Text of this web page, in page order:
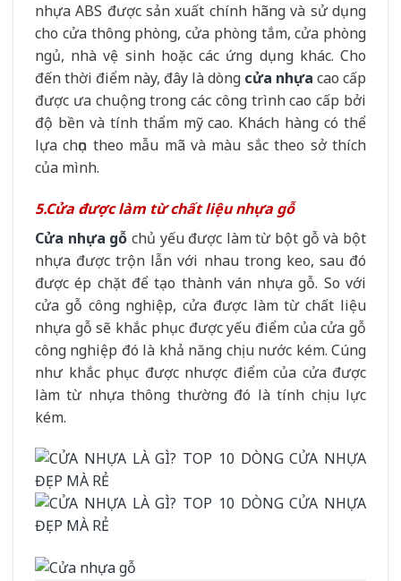
nhựa ABS được sản xuất chính hãng và sử dụng
cho cửa thông phòng, cửa phòng tắm, cửa phòng
ngủ, nhà vệ sinh hoặc các ứng dụng khác. Cho
đến thời điểm này, đây là dòng cửa nhựa cao cấp
được ưa chuộng trong các công trình cao cấp bởi
độ bền và tính thẩm mỹ cao. Khách hàng có thể
lựa chọn theo mẫu mã và màu sắc theo sở thích
của mình.
5.Cửa được làm từ chất liệu nhựa gỗ
Cửa nhựa gỗ chủ yếu được làm từ bột gỗ và bột
nhựa được trộn lẫn với nhau trong keo, sau đó
được ép chặt để tạo thành ván nhựa gỗ. So với
cửa gỗ công nghiệp, cửa được làm từ chất liệu
nhựa gỗ sẽ khắc phục được yếu điểm của cửa gỗ
công nghiệp đó là khả năng chịu nước kém. Cúng
như khắc phục được nhược điểm của cửa được
làm từ nhựa thông thường đó là tính chịu lực
kém.